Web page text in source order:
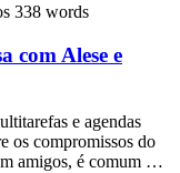
338 words
com Alese e
e agendas
os compromissos do
amigos, é comum …